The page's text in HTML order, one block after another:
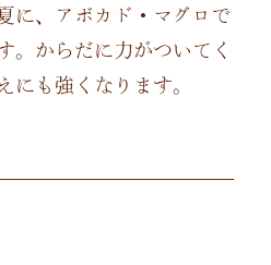
に、アボカド・マグロで
。からだに力がついてく
にも強くなります。